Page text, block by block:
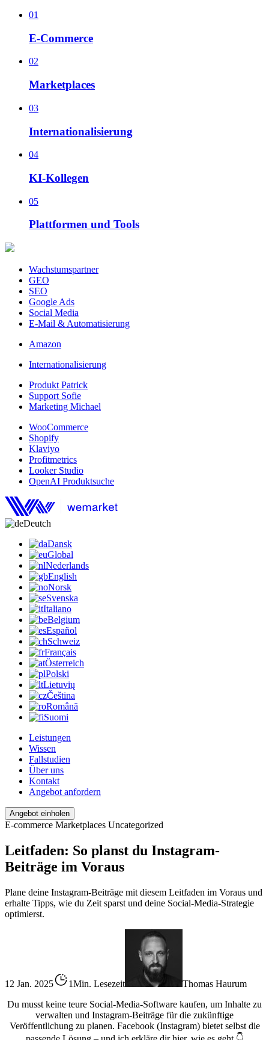
01
E-Commerce
02
Marketplaces
03
Internationalisierung
04
KI-Kollegen
05
Plattformen und Tools
Wachstumspartner
GEO
SEO
Google Ads
Social Media
E-Mail & Automatisierung
Amazon
Internationalisierung
Produkt Patrick
Support Sofie
Marketing Michael
WooCommerce
Shopify
Klaviyo
Profitmetrics
Looker Studio
OpenAI Produktsuche
Deutch
Dansk
Global
Nederlands
English
Norsk
Svenska
Italiano
Belgium
Español
Schweiz
Français
Österreich
Polski
Lietuvių
Čeština
Română
Suomi
Leistungen
Wissen
Fallstudien
Über uns
Kontakt
Angebot anfordern
Angebot einholen
E-commerce Marketplaces Uncategorized
Leitfaden: So planst du Instagram-
Beiträge im Voraus
Plane deine Instagram-Beiträge mit diesem Leitfaden im Voraus und
erhalte Tipps, wie du Zeit sparst und deine Social-Media-Strategie
optimierst.
12 Jan. 2025 1Min. Lesezeit
Thomas Haurum
Du musst keine teure Social-Media-Software kaufen, um Inhalte zu
verwalten und Instagram-Beiträge für die zukünftige
Veröffentlichung zu planen. Facebook (Instagram) bietet selbst die